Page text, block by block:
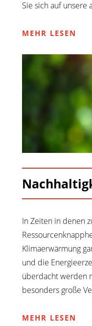
Sie sich auf unsere
MEHR LESEN
In Zeiten in denen
Klimaerwärmung
und die
überdacht werden
besonders große
MEHR LESEN